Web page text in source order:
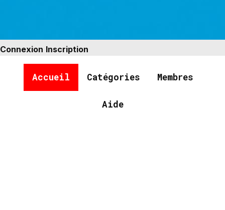
Connexion Inscription
Accueil Catégories Membres
Aide